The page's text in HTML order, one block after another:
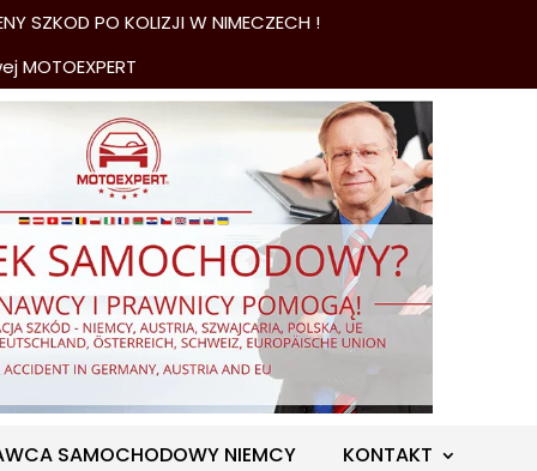
PO KOLIZJI W NIMECZECH !
SAMOCHODOWY NIEMCY KONTAKT